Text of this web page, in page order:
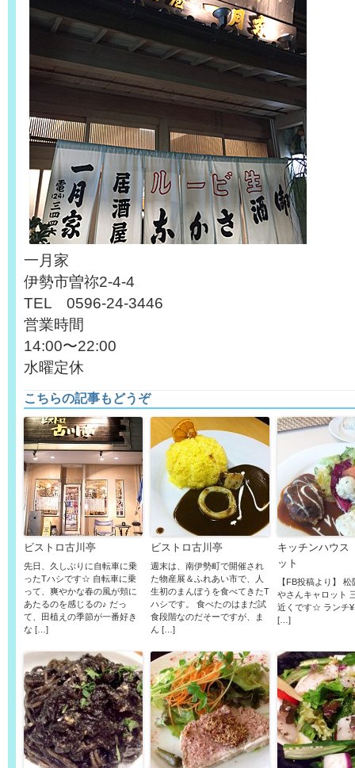
一月家
伊勢市曽祢2-4-4
TEL 0596-24-3446
営業時間
14:00〜22:00
水曜定休
こちらの記事もどうぞ
ビストロ古川亭
先日、久しぶりに自転車に乗
ったTハシです☆ 自転車に乗
って、爽やかな春の風が頬に
あたるのを感じるの♪ だっ
て、田植えの季節が一番好き
な […]
ビストロ古川亭
週末は、南伊勢町で開催され
た物産展＆ふれあい市で、人
生初のまんぼうを食べてきたT
ハシです。 食べたのはまだ試
食段階なのだそーですが、ま
ん […]
キッチンハウ
ット
【FB投稿より】
やさんキャロット
近くです☆ ランチ
[…]